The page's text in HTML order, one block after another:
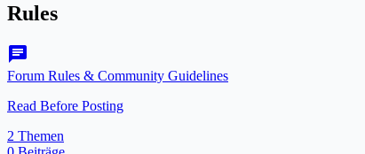
Rules
chat
Forum Rules & Community Guidelines
Read Before Posting
2 Themen